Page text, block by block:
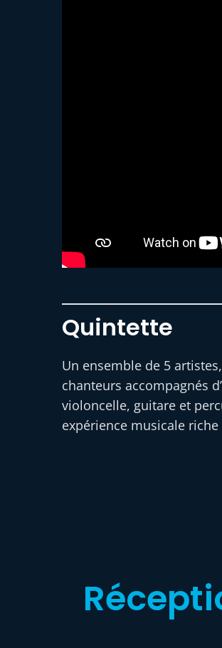
Quintette
Un ensemble de 5
chanteurs accompagnés
violoncelle, guitare et
expérience musicale